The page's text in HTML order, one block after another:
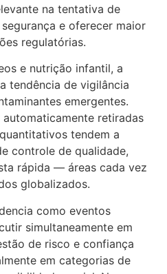
na tentativa de
e oferecer maior
regulatórias.
e nutrição infantil, a
tendência de vigilância
emergentes.
retiradas
tendem a
controle de qualidade,
rápida — áreas cada vez
globalizados.
como eventos
simultaneamente em
de risco e confiança
em categorias de